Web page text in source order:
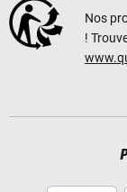
Nos
!